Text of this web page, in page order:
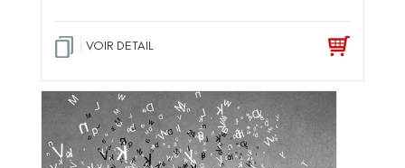
VOIR DETAIL